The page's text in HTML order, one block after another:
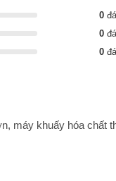
0
0
0
máy khuấy hóa chất